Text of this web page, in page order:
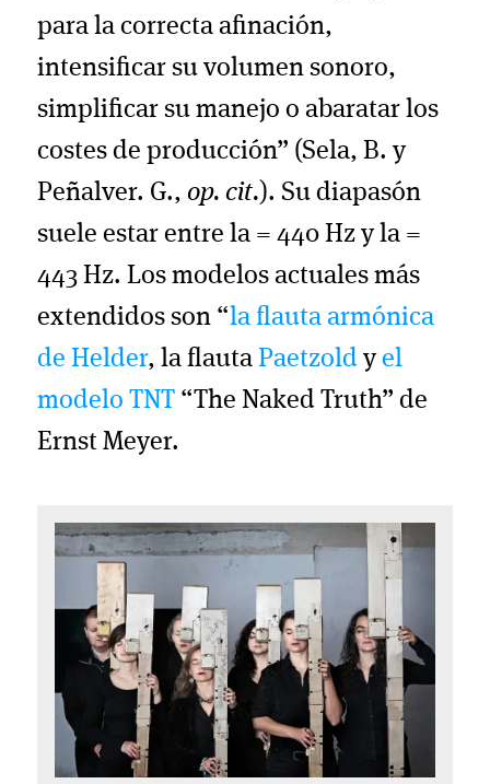
para la correcta afinación,
intensificar su volumen sonoro,
simplificar su manejo o abaratar los
costes de producción” (Sela, B. y
Peñalver. G.,op. cit.). Su diapasón
suele estar entre la = 440 Hz y la =
443 Hz. Los modelos actuales más
extendidos son “la flauta armónica
de Helder, la flautaPaetzold yel
modelo TNT “The Naked Truth” de
Ernst Meyer.